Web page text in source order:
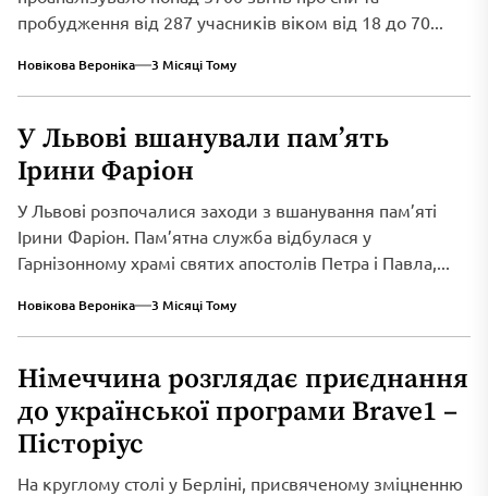
пробудження від 287 учасників віком від 18 до 70...
Новікова Вероніка 3 Місяці Тому
У Львові вшанували пам’ять
Ірини Фаріон
У Львові розпочалися заходи з вшанування пам’яті
Ірини Фаріон. Пам’ятна служба відбулася у
Гарнізонному храмі святих апостолів Петра і Павла,...
Новікова Вероніка 3 Місяці Тому
Німеччина розглядає приєднання
до української програми Brave1 –
Пісторіус
На круглому столі у Берліні, присвяченому зміцненню